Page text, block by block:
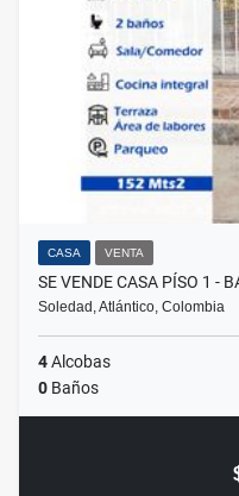
CASA VENTA
SE VENDE CASA PÍSO 1 -
Soledad, Atlántico, Colombia
4Alcobas
0 Baños